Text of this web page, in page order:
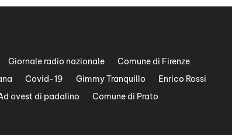
Giornale radio nazionale
Comune di Firenze
Covid-19 Gimmy Tranquillo
Enrico Rossi
ovest di padalino
Comune di Prato